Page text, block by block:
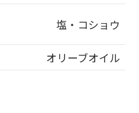
塩・コショウ
オリーブオイル